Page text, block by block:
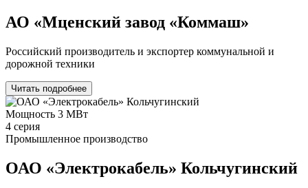
АО «Мценский завод «Коммаш»
Российский производитель и экспортер коммунальной и
дорожной техники
Читать подробнее
Мощность 3 МВт
4 серия
Промышленное производство
ОАО «Электрокабель» Кольчугинский